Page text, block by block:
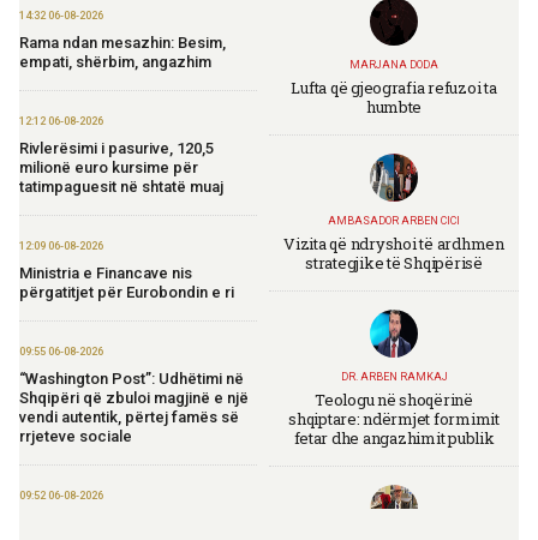
14:32 06-08-2026
Rama ndan mesazhin: Besim,
empati, shërbim, angazhim
12:12 06-08-2026
Rivlerësimi i pasurive, 120,5
milionë euro kursime për
tatimpaguesit në shtatë muaj
12:09 06-08-2026
Ministria e Financave nis
përgatitjet për Eurobondin e ri
09:55 06-08-2026
“Washington Post”: Udhëtimi në
Shqipëri që zbuloi magjinë e një
vendi autentik, përtej famës së
rrjeteve sociale
09:52 06-08-2026
MARJANA DODA
Lufta që gjeografia refuzoi ta
humbte
AMBASADOR ARBEN CICI
Vizita që ndryshoi të ardhmen
strategjike të Shqipërisë
DR. ARBEN RAMKAJ
Teologu në shoqërinë
shqiptare: ndërmjet formimit
fetar dhe angazhimit publik